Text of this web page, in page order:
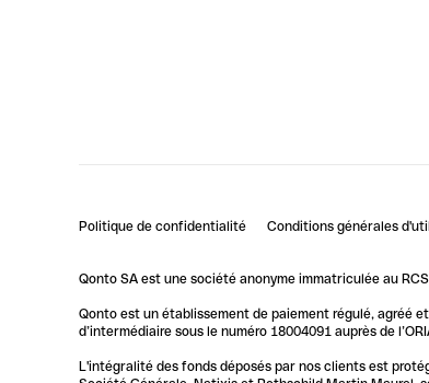
Politique de confidentialité Conditions générales
Qonto SA est une société anonyme immatriculée au
Qonto est un établissement de paiement régulé, agréé
d’intermédiaire sous le numéro 18004091 auprès de
L'intégralité des fonds déposés par nos clients est